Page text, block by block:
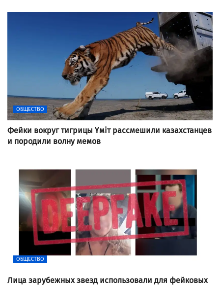
ОБЩЕСТВО
Фейки вокруг тигрицы Үміт рассмешили казахстанцев
и породили волну мемов
ОБЩЕСТВО
Лица зарубежных звезд использовали для фейковых